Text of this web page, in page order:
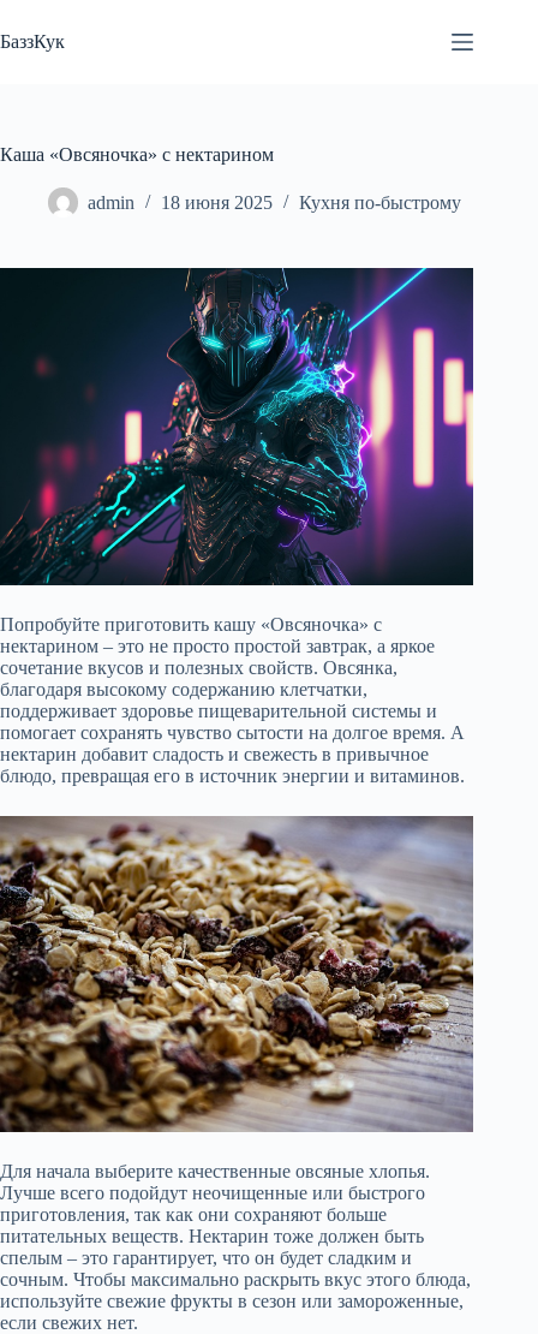
к
сути
БаззКук
Каша «Овсяночка» с нектарином
admin 18 июня 2025 Кухня по-быстрому
Попробуйте приготовить кашу «Овсяночка» с
нектарином – это не просто простой завтрак, а яркое
сочетание вкусов и полезных свойств. Овсянка,
благодаря высокому содержанию клетчатки,
поддерживает здоровье пищеварительной системы и
помогает сохранять чувство сытости на долгое время. А
нектарин добавит сладость и свежесть в привычное
блюдо, превращая его в источник энергии и витаминов.
Для начала выберите качественные овсяные хлопья.
Лучше всего подойдут неочищенные или быстрого
приготовления, так как они сохраняют больше
питательных веществ. Нектарин тоже должен быть
спелым – это гарантирует, что он будет сладким и
сочным. Чтобы максимально раскрыть вкус этого блюда,
используйте свежие фрукты в сезон или замороженные,
если свежих нет.